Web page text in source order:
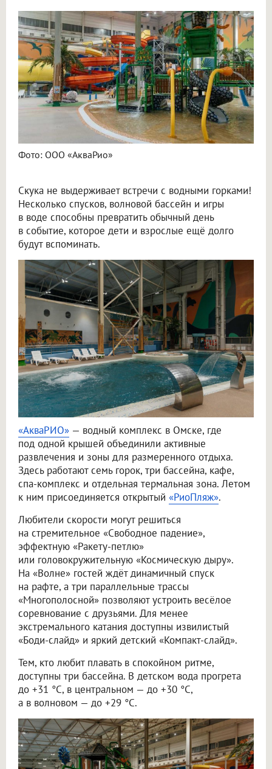
Фото: ООО «АкваРио»
Скука не выдерживает встречи с водными горками!
Несколько спусков, волновой бассейн и игры
в воде способны превратить обычный день
в событие, которое дети и взрослые ещё долго
будут вспоминать.
«АкваРИО» — водный комплекс в Омске, где
под одной крышей объединили активные
развлечения и зоны для размеренного отдыха.
Здесь работают семь горок, три бассейна, кафе,
спа-комплекс и отдельная термальная зона. Летом
к ним присоединяется открытый «РиоПляж».
Любители скорости могут решиться
на стремительное «Свободное падение»,
эффектную «Ракету-петлю»
или головокружительную «Космическую дыру».
На «Волне» гостей ждёт динамичный спуск
на рафте, а три параллельные трассы
«Многополосной» позволяют устроить весёлое
соревнование с друзьями. Для менее
экстремального катания доступны извилистый
«Боди-слайд» и яркий детский «Компакт-слайд».
Тем, кто любит плавать в спокойном ритме,
доступны три бассейна. В детском вода прогрета
до +31 °C, в центральном — до +30 °C,
а в волновом — до +29 °C.